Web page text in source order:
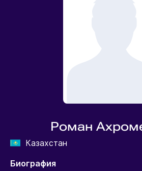
Роман
Казахстан
Биография